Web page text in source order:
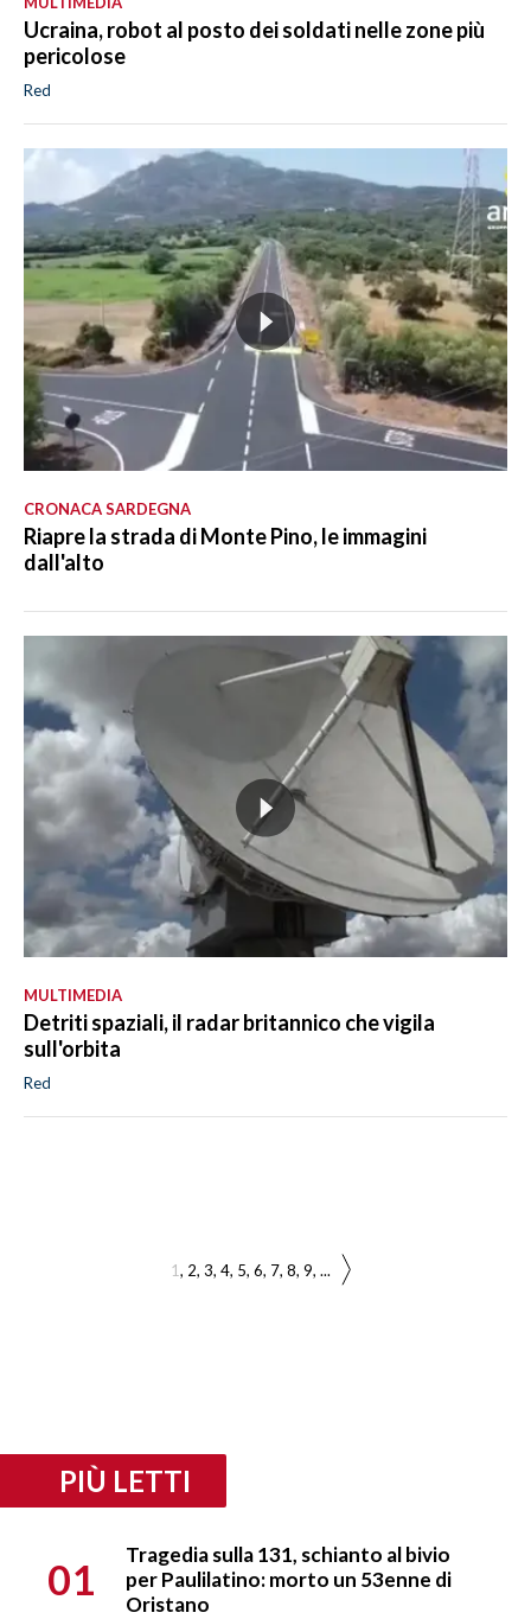
Ucraina, robot al posto dei soldati nelle zone più
pericolose
Red
CRONACA SARDEGNA
Riapre la strada di Monte Pino, le immagini
dall'alto
MULTIMEDIA
Detriti spaziali, il radar britannico che vigila
sull'orbita
Red
1 2 3 4 5 6 7 8 9 ...
PIÙ LETTI
01
Tragedia sulla 131, schianto al bivio
per Paulilatino: morto un 53enne di
Oristano